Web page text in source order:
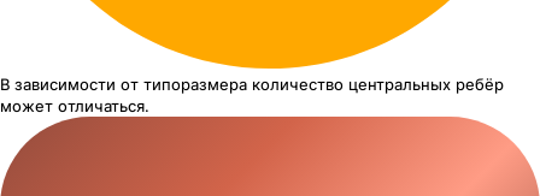
В зависимости от типоразмера количество центральных ребёр
может отличаться.